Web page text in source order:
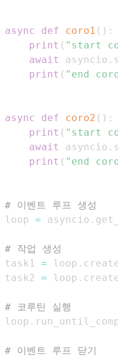
async def coro1 ( ) :
print ( "start
await
asyncio .
print ( "end
async def coro2 ( ) :
print ( "start
await
asyncio .
print ( "end
# 이벤트 루프 생성
loop = asyncio .
# 작업 생성
task1 = loop .
task2 = loop .
# 코루틴 실행
loop .
# 이벤트 루프 닫기